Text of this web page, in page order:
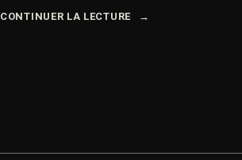
CONTINUER LA LECTURE